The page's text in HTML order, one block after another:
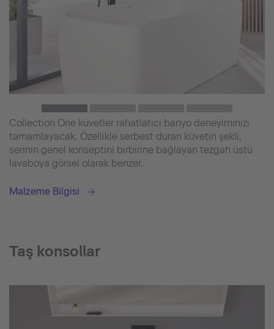
Collection One küvetler rahatlatıcı banyo deneyiminizi
tamamlayacak. Özellikle serbest duran küvetin şekli,
serinin genel konseptini birbirine bağlayan tezgah üstü
lavaboya görsel olarak benzer.
Malzeme Bilgisi
Taş konsollar